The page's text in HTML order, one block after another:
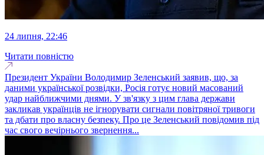
24 липня, 22:46
Читати повністю
Президент України Володимир Зеленський заявив, що, за
даними української розвідки, Росія готує новий масований
удар найближчими днями. У зв'язку з цим глава держави
закликав українців не ігнорувати сигнали повітряної тривоги
та дбати про власну безпеку. Про це Зеленський повідомив під
час свого вечірнього звернення...